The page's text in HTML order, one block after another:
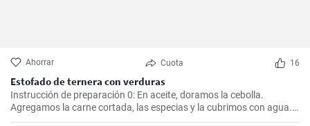
Ahorrar Cuota 16
Estofado de ternera con verduras
Instrucción de preparación 0: En aceite, doramos la cebolla.
Agregamos la carne cortada, las especias y la cubrimos con agua.
Cocinamos hasta que esté tierna. Luego, agregamos las verduras,